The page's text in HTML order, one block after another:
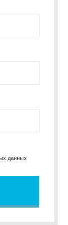
данных